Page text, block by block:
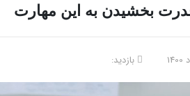
بخشیدن به این مهارت
بازدید: